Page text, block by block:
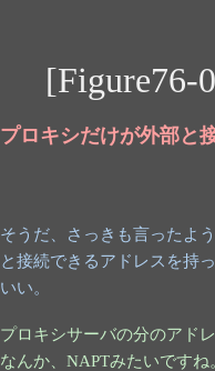
プロキシだけが外部と
そうだ、さっきも言ったよ
と接続できるアドレスを持
いい。
プロキシサーバの分のアド
なんか、NAPTみたいですね